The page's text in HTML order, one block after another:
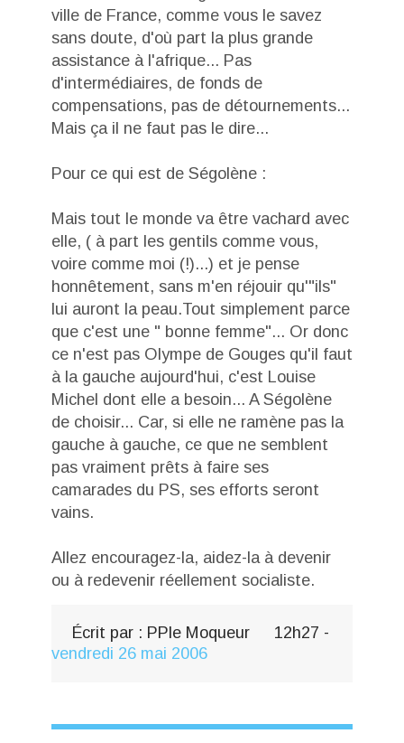
ville de France, comme vous le savez
sans doute, d'où part la plus grande
assistance à l'afrique... Pas
d'intermédiaires, de fonds de
compensations, pas de détournements...
Mais ça il ne faut pas le dire...
Pour ce qui est de Ségolène :
Mais tout le monde va être vachard avec
elle, ( à part les gentils comme vous,
voire comme moi (!)...) et je pense
honnêtement, sans m'en réjouir qu'"ils"
lui auront la peau.Tout simplement parce
que c'est une " bonne femme"... Or donc
ce n'est pas Olympe de Gouges qu'il faut
à la gauche aujourd'hui, c'est Louise
Michel dont elle a besoin... A Ségolène
de choisir... Car, si elle ne ramène pas la
gauche à gauche, ce que ne semblent
pas vraiment prêts à faire ses
camarades du PS, ses efforts seront
vains.
Allez encouragez-la, aidez-la à devenir
ou à redevenir réellement socialiste.
Écrit par : PPle Moqueur 12h27 -
vendredi 26 mai 2006